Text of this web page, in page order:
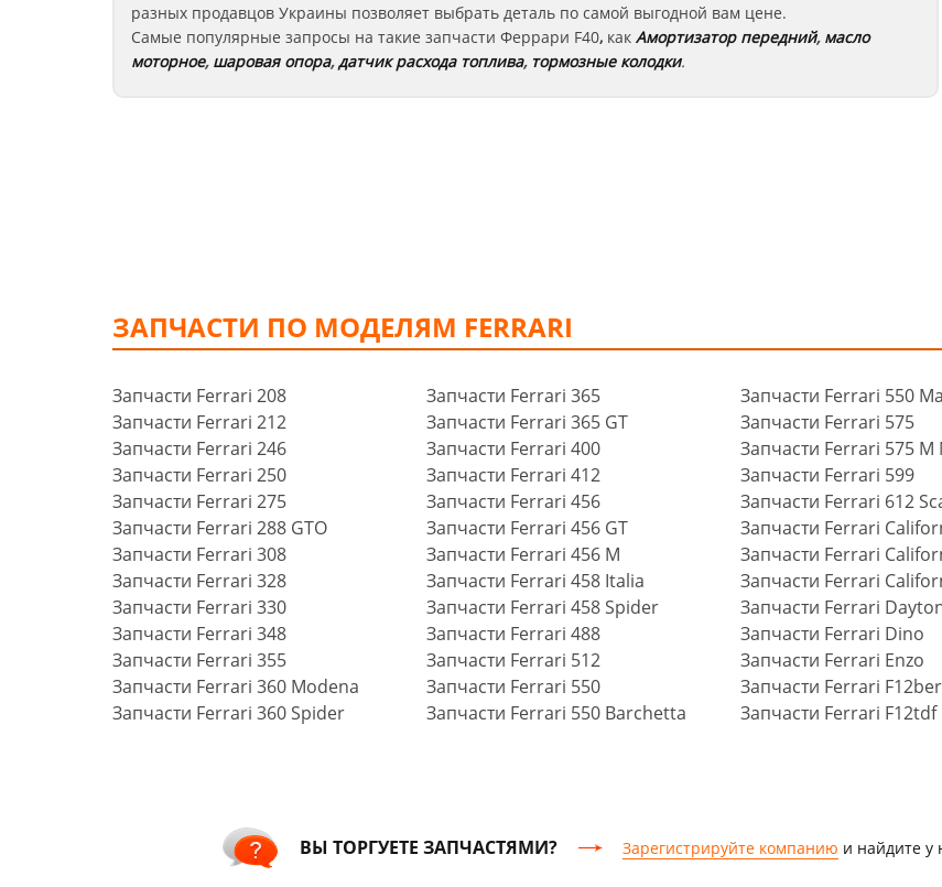
разных продавцов Украины позволяет выбрать деталь по самой выгодной вам цене.
Самые популярные запросы на такие запчасти Феррари F40, как Амортизатор передний, масло
моторное, шаровая опора,датчик расхода топлива, тормозные колодки.
ЗАПЧАСТИ ПО МОДЕЛЯМ FERRARI
Запчасти Ferrari 208
Запчасти Ferrari 212
Запчасти Ferrari 246
Запчасти Ferrari 250
Запчасти Ferrari 275
Запчасти Ferrari 288 GTO
Запчасти Ferrari 308
Запчасти Ferrari 328
Запчасти Ferrari 330
Запчасти Ferrari 348
Запчасти Ferrari 355
Запчасти Ferrari 360 Modena
Запчасти Ferrari 360 Spider
Запчасти Ferrari 365
Запчасти Ferrari 365 GT
Запчасти Ferrari 400
Запчасти Ferrari 412
Запчасти Ferrari 456
Запчасти Ferrari 456 GT
Запчасти Ferrari 456 M
Запчасти Ferrari 458 Italia
Запчасти Ferrari 458 Spider
Запчасти Ferrari 488
Запчасти Ferrari 512
Запчасти Ferrari 550
Запчасти Ferrari 550 Barchetta
Запчасти Ferrari 550
Запчасти Ferrari 575
Запчасти Ferrari 575
Запчасти Ferrari 599
Запчасти Ferrari 612
Запчасти Ferrari
Запчасти Ferrari
Запчасти Ferrari
Запчасти Ferrari
Запчасти Ferrari Dino
Запчасти Ferrari Enzo
Запчасти Ferrari
Запчасти Ferrari F12tdf
ВЫ ТОРГУЕТЕ ЗАПЧАСТЯМИ? Зарегистрируйте компанию и найдите у